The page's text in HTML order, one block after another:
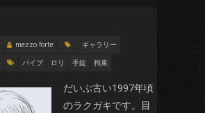
mezzo forte
ギャラリー
バイブ ロリ 手錠 拘束
だいぶ古い1997年頃
のラクガキです。目